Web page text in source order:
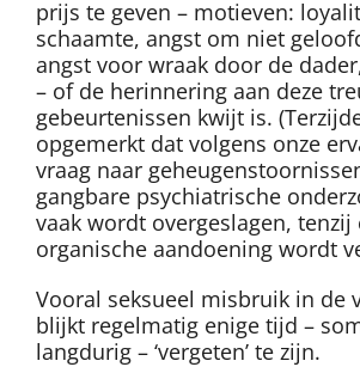
prijs te geven – motieven:
schaamte, angst om niet
angst voor wraak door de
– of de herinnering aan deze
gebeurtenissen kwijt is.
opgemerkt dat volgens onze
vraag naar
gangbare psychiatrische
vaak wordt overgeslagen, tenzij
organische aandoening wordt
Vooral seksueel misbruik in de
blijkt regelmatig enige tijd –
langdurig – ‘vergeten’ te zijn.